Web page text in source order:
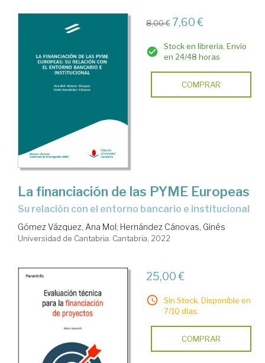
8,00 € 7,60 €
Stock en librería. Envío
en 24/48 horas
COMPRAR
La financiación de las PYME Europeas
su relación con el entorno bancario e institucional
Gómez Vázquez, Ana Mol ; Hernández Cánovas, Ginés
Universidad de Cantabria. Cantabria, 2022
25,00 €
Sin Stock. Disponible en
7/10 días.
COMPRAR